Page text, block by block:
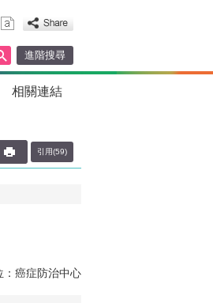
進階搜尋
相關連結
引用(59)
：癌症防治中心